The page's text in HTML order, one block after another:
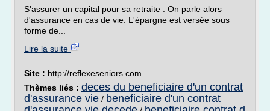
S'assurer un capital pour sa retraite : On parle alors
d'assurance en cas de vie. L'épargne est versée sous
forme de...
Lire la suite
Site : http://reflexeseniors.com
Thèmes liés : deces du beneficiaire d'un contrat
d'assurance vie / beneficiaire d'un contrat